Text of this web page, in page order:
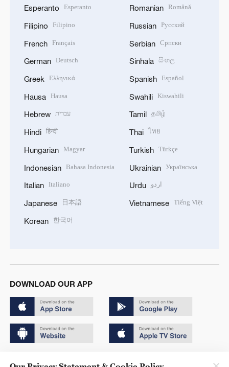
Esperanto Esperanto
Filipino Filipino
French Français
German Deutsch
Greek Ελληνικά
Hausa Hausa
Hebrew עברית
Hindi हिन्दी
Hungarian Magyar
Indonesian Bahasa Indonesia
Italian Italiano
Japanese 日本語
Korean 한국어
Romanian Română
Russian Русский
Serbian Српски
Sinhala සිංහල
Spanish Español
Swahili Kiswahili
Tamil தமிழ்
Thai ไทย
Turkish Türkçe
Ukrainian Українська
Urdu اردو
Vietnamese Tiếng Việt
DOWNLOAD OUR APP